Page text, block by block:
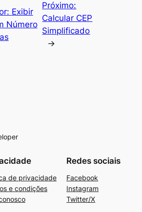
Exibir
Número
Próximo:
Calcular CEP
Simplificado
→
de privacidade
e condições
Redes sociais
Facebook
Instagram
Twitter/X